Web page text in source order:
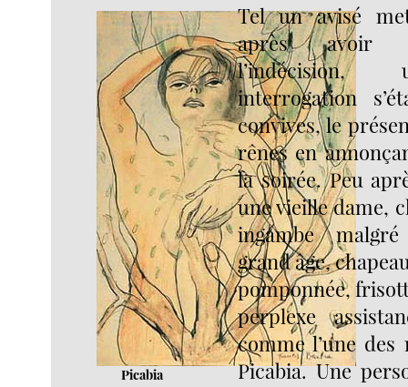
Picabia
Tel un avisé
après avoir
interrogation
convives, le
rênes en
la soirée. Peu
une vieille dame,
ingambe
grand âge,
pomponnée,
perplexe
comme l’une
Picabia. Une